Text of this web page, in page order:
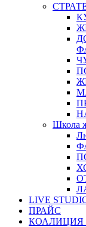
Школа
LIVE
ПРАЙС
КОАЛИЦИЯ